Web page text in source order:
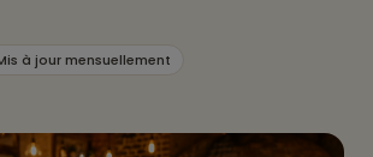
à jour mensuellement